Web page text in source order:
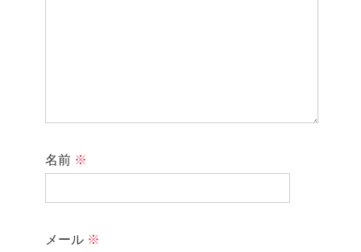
名前 ※
メール ※